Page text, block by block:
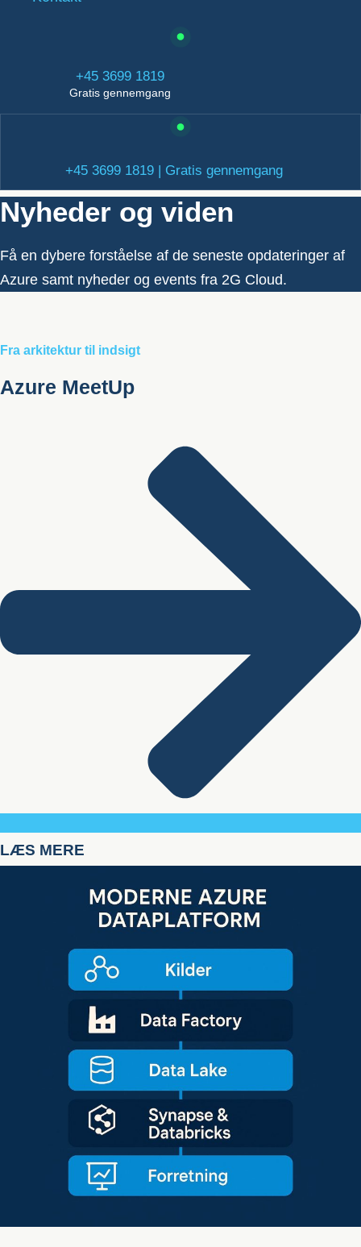
+45 3699 1819
Gratis gennemgang
+45 3699 1819 | Gratis gennemgang
Nyheder og viden
Få en dybere forståelse af de seneste opdateringer af
Azure samt nyheder og events fra 2G Cloud.
Fra arkitektur til indsigt
Azure MeetUp
LÆS MERE